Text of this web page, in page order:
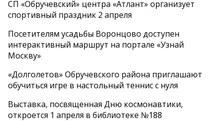
СП «Обручевский» центра «Атлант» организует
спортивный праздник 2 апреля
Посетителям усадьбы Воронцово доступен
интерактивный маршрут на портале «Узнай
Москву»
«Долголетов» Обручевского района приглашают
обучиться игре в настольный теннис с нуля
Выставка, посвященная Дню космонавтики,
откроется 1 апреля в библиотеке №188